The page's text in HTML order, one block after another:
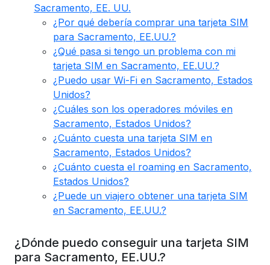
Sacramento, EE. UU.
¿Por qué debería comprar una tarjeta SIM
para Sacramento, EE.UU.?
¿Qué pasa si tengo un problema con mi
tarjeta SIM en Sacramento, EE.UU.?
¿Puedo usar Wi-Fi en Sacramento, Estados
Unidos?
¿Cuáles son los operadores móviles en
Sacramento, Estados Unidos?
¿Cuánto cuesta una tarjeta SIM en
Sacramento, Estados Unidos?
¿Cuánto cuesta el roaming en Sacramento,
Estados Unidos?
¿Puede un viajero obtener una tarjeta SIM
en Sacramento, EE.UU.?
¿Dónde puedo conseguir una tarjeta SIM
para Sacramento, EE.UU.?